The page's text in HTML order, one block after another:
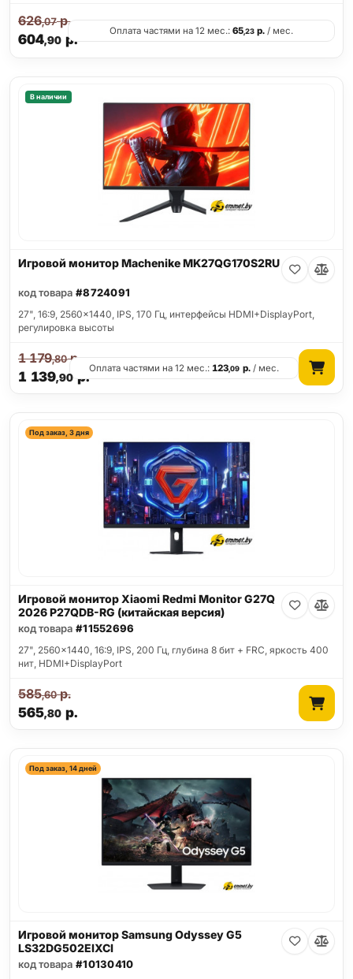
604,90р.
626,07р.
Оплата частями на 12 мес.: 65,23 р. / мес.
В наличии
Игровой монитор Machenike MK27QG170S2RU
код товара #8724091
27", 16:9, 2560x1440, IPS, 170 Гц, интерфейсы HDMI+DisplayPort,
регулировка высоты
1 139,90 р.
1 179,80р.
Оплата частями на 12 мес.:123,09 р./ мес.
Под заказ, 3 дня
Игровой монитор Xiaomi Redmi Monitor G27Q
2026 P27QDB-RG (китайская версия)
код товара #11552696
27", 2560x1440, 16:9, IPS, 200 Гц, глубина 8 бит + FRC, яркость 400
нит, HDMI+DisplayPort
565,80р.
585,60р.
Под заказ, 14 дней
Игровой монитор Samsung Odyssey G5
LS32DG502EIXCI
код товара #10130410